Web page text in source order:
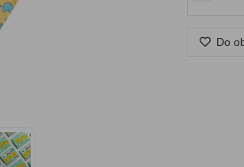
Do